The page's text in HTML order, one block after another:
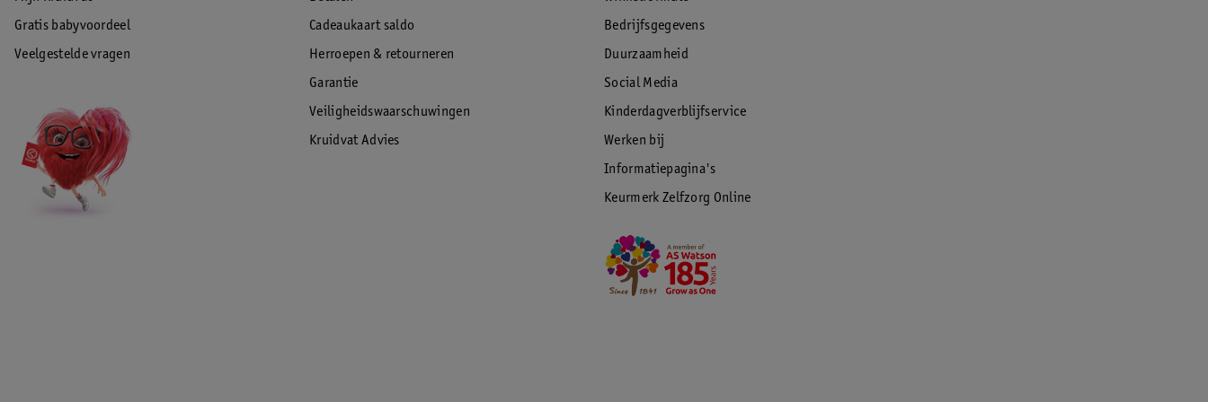
ongewenste resten opvangt.
Vergeet gedoe met verlengsnoeren of ongemakkelijke posities tijdens het gourmetten. Het extra lange snoer
van 1,5 meter geeft je de vrijheid om de contactgrill te plaatsen waar je maar wilt, zodat hij altijd binnen
handbereik is zonder dat je gebonden bent aan de dichtstbijzijnde stopcontact.
Verpakkingsinhoud
Gratis babyvoordeel
Veelgestelde vragen
Cadeaukaart saldo
Herroepen & retourneren
Garantie
Veiligheidswaarschuwingen
Kruidvat Advies
Bedrijfsgegevens
Duurzaamheid
Social Media
Kinderdagverblijfservice
Werken bij
Informatiepagina's
Keurmerk Zelfzorg Online